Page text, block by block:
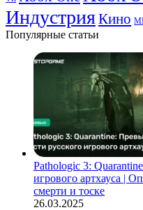
ИндустрияКино
Популярные статьи
Pathologic 3:
игрового артхауса |
смерти и тоске
26.03.2025